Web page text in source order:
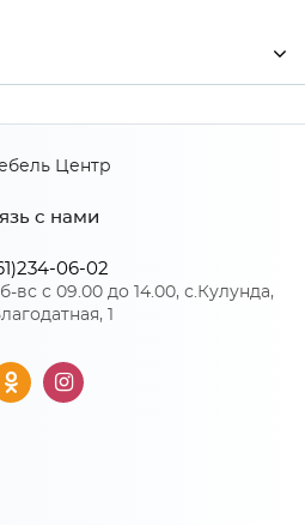
800
2000
38
Дера
Белый
Экошпон
с нами
06-02
вс с 09.00 до 14.00, с.Кулунда,
1